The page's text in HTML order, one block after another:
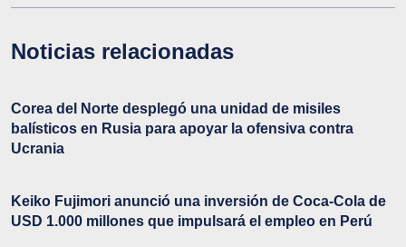
Noticias relacionadas
Corea del Norte desplegó una unidad de misiles
balísticos en Rusia para apoyar la ofensiva contra
Ucrania
Keiko Fujimori anunció una inversión de Coca-Cola de
USD 1.000 millones que impulsará el empleo en Perú